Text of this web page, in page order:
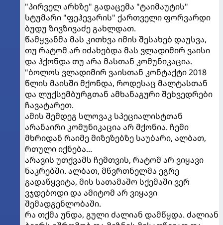
"პირველ არხზე" გადაცემა "ტაიმაუტის"
სტუმარი "ფეჰევარის" ქართველი ფორვარდი
ბუდუ ზივზივაძე გახლდათ.
წამყვანმა მას კითხვა იმის შესახებ დაუსვა,
თუ რატომ არ იძახებდა მას ვლადიმირ ვაისი
და ჰქონდა თუ არა მასთან კომუნიკაცია.
"ბოლოს ვლადიმირ ვაისთან კონტაქტი 2018
წლის მაისში მქონდა, როდესაც მალტასთან
და ლუქსემბურგთან ამხანაგური შეხვედრები
ჩავატარეთ.
ამის შემდეგ სლოვაკ სპეციალისტთან
არანაირი კომუნიკაცია არ მქონია. ჩემი
მხრიდან რაიმე მიზეზებზე საუბარი, ალბათ,
რთული იქნება...
არავის უთქვამს ჩემთვის, რატომ არ ვიყავი
ნაკრებში. ალბათ, მწვრთნელმა ეგრე
გადაწყვიტა, მის სათამაშო სქემაში ვერ
ვჯდებოდი და ამიტომ არ ვიყავი
შემადგენლობაში.
რა თქმა უნდა, გული ძალიან დამწყდა. ძალიან